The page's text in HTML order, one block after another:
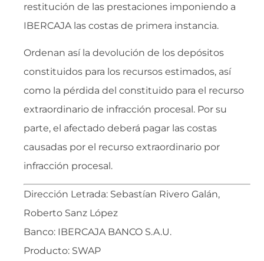
restitución de las prestaciones imponiendo a
IBERCAJA las costas de primera instancia.
Ordenan así la devolución de los depósitos
constituidos para los recursos estimados, así
como la pérdida del constituido para el recurso
extraordinario de infracción procesal. Por su
parte, el afectado deberá pagar las costas
causadas por el recurso extraordinario por
infracción procesal.
Dirección Letrada: Sebastían Rivero Galán,
Roberto Sanz López
Banco: IBERCAJA BANCO S.A.U.
Producto: SWAP